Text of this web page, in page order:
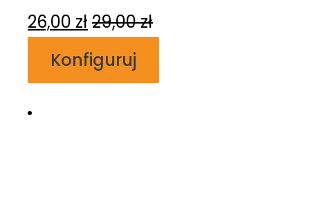
26,00 zł 29,00zł
Konfiguruj